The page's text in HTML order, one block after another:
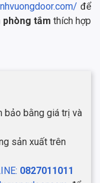
để
phòng tắm thích hợp
bảo bằng giá trị và
sản xuất trên
0827011011